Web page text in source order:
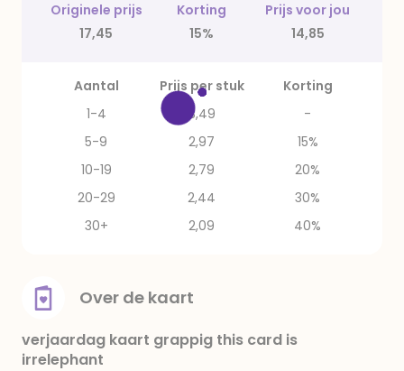
Originele prijs Korting
Prijs voor jou
17,45
15% 14,85
Aantal Prijs per stuk
Korting
1-4
3,49
-
5-9
2,97
15%
10-19
2,79
20%
20-29
2,44
30%
30+
2,09 40%
Over de kaart
verjaardag kaart grappig this card is
irrelephant